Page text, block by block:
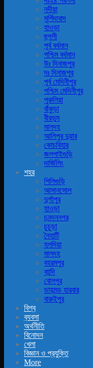
নদীয়া
মুর্শিদাবাদ
হাওড়া
হুগলী
পূর্ব বর্ধমান
পশ্চিম বর্ধমান
উঃ দিনাজপুর
দঃ দিনাজপুর
পূর্ব মেদিনীপুর
পশ্চিম মেদিনীপুর
পুরুলিয়া
বাঁকুড়া
বীরভুম
মালদহ
আলিপুর দুয়ার
কোচবিহার
জলপাইগুড়ি
দার্জিলিং
শহর
শিলিগুড়ি
আসানসোল
দুর্গাপুর
হাওড়া
চনন্দননগর
চুচুড়া
নৈহাটি
হলদিয়া
মালদহ
বহরমপুর
কান্দি
বোলপুর
ডায়মন্ড হারবার
বারুইপুর
বিশ্ব
ব‍্যবসা
অর্থনীতি
বিনোদন
খেলা
বিজ্ঞান ও প্রযুক্তি
More